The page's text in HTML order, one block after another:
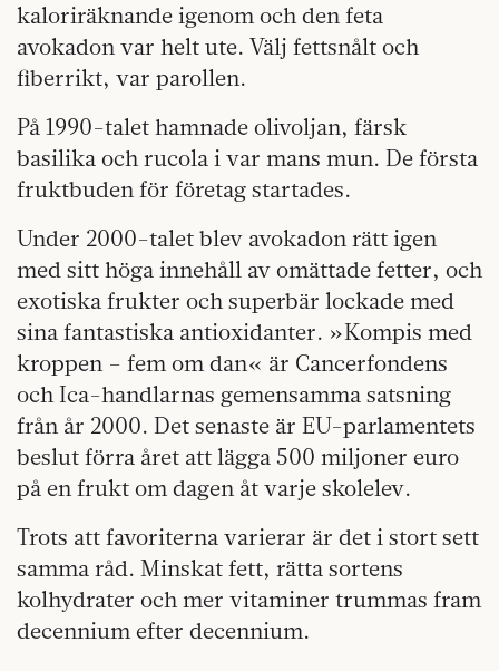
kaloriräknande igenom och den feta
avokadon var helt ute. Välj fettsnålt och
fiberrikt, var parollen.
På 1990-talet hamnade olivoljan, färsk
basilika och rucola i var mans mun. De första
fruktbuden för företag startades.
Under 2000-talet blev avokadon rätt igen
med sitt höga innehåll av omättade fetter, och
exotiska frukter och superbär lockade med
sina fantastiska antioxidanter. »Kompis med
kroppen – fem om dan« är Cancerfondens
och Ica-handlarnas gemensamma satsning
från år 2000. Det senaste är EU-parlamentets
beslut förra året att lägga 500 miljoner euro
på en frukt om dagen åt varje skolelev.
Trots att favoriterna varierar är det i stort sett
samma råd. Minskat fett, rätta sortens
kolhydrater och mer vitaminer trummas fram
decennium efter decennium.